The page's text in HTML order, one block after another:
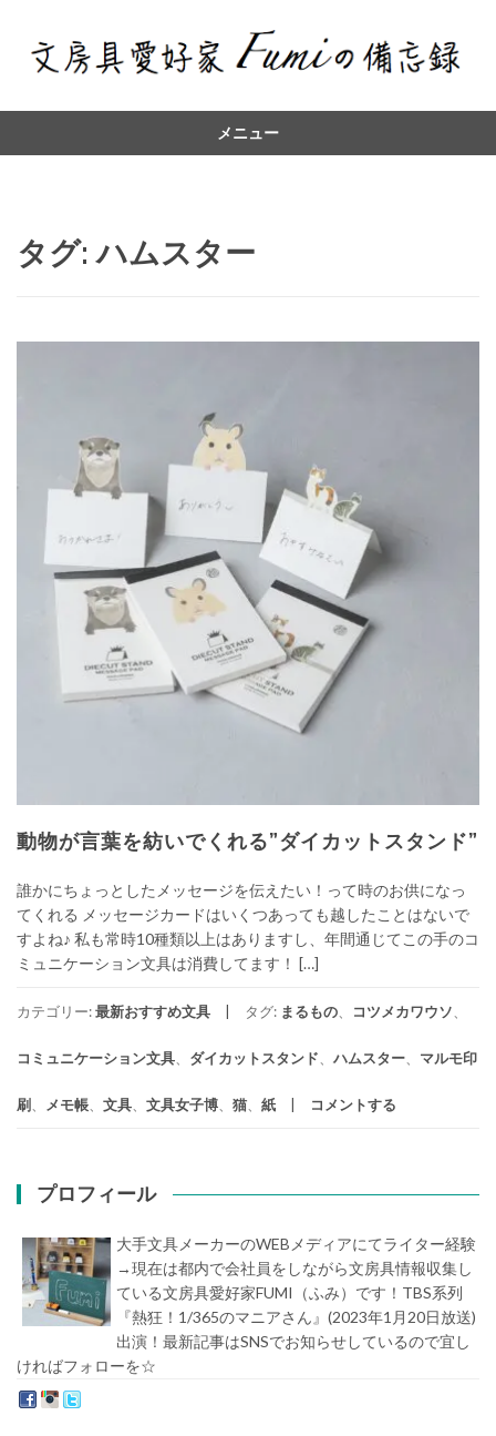
メニュー
タグ:ハムスター
動物が言葉を紡いでくれる”ダイカットスタンド”
誰かにちょっとしたメッセージを伝えたい！って時のお供になっ
てくれる メッセージカードはいくつあっても越したことはないで
すよね♪ 私も常時10種類以上はありますし、年間通じてこの手のコ
ミュニケーション文具は消費してます！ […]
カテゴリー:最新おすすめ文具 タグ: まるもの、 コツメカワウソ、
コミュニケーション文具、 ダイカットスタンド、 ハムスター、 マルモ印
刷、 メモ帳、 文具、 文具女子博、 猫、 紙 コメントする
プロフィール
大手文具メーカーのWEBメディアにてライター経験
→現在は都内で会社員をしながら文房具情報収集し
ている文房具愛好家FUMI（ふみ）です！TBS系列
『熱狂！1/365のマニアさん』(2023年1月20日放送)
出演！最新記事はSNSでお知らせしているので宜し
ければフォローを☆